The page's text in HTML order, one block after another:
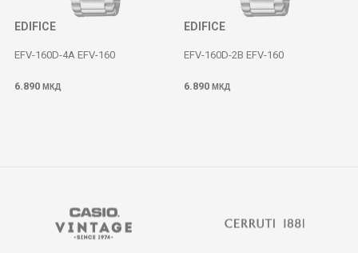
EDIFICE
EFV-160D-4A EFV-160
6.890 МКД
EDIFICE
EFV-160D-2B EFV-160
6.890 МКД